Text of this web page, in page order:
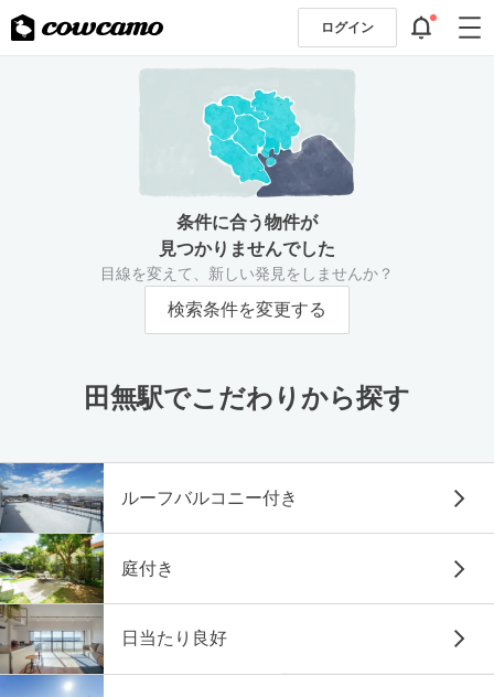
ログイン
条件に合う物件が
見つかりませんでした
目線を変えて、新しい発見をしませんか？
検索条件を変更する
田無駅でこだわりから探す
ルーフバルコニー付き
庭付き
日当たり良好